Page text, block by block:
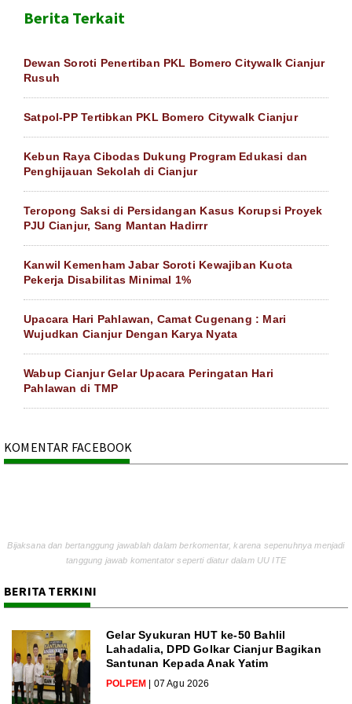
Berita Terkait
Dewan Soroti Penertiban PKL Bomero Citywalk Cianjur
Rusuh
Satpol-PP Tertibkan PKL Bomero Citywalk Cianjur
Kebun Raya Cibodas Dukung Program Edukasi dan
Penghijauan Sekolah di Cianjur
Teropong Saksi di Persidangan Kasus Korupsi Proyek
PJU Cianjur, Sang Mantan Hadirrr
Kanwil Kemenham Jabar Soroti Kewajiban Kuota
Pekerja Disabilitas Minimal 1%
Upacara Hari Pahlawan, Camat Cugenang : Mari
Wujudkan Cianjur Dengan Karya Nyata
Wabup Cianjur Gelar Upacara Peringatan Hari
Pahlawan di TMP
KOMENTAR FACEBOOK
Bijaksana dan bertanggung jawablah dalam berkomentar, karena sepenuhnya menjadi
tanggung jawab komentator seperti diatur dalam UU ITE
BERITA TERKINI
Gelar Syukuran HUT ke-50 Bahlil
Lahadalia, DPD Golkar Cianjur Bagikan
Santunan Kepada Anak Yatim
POLPEM | 07 Agu 2026